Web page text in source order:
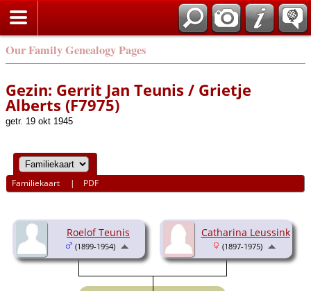
Our Family Genealogy Pages
Gezin: Gerrit Jan Teunis / Grietje
Alberts (F7975)
getr. 19 okt 1945
Familiekaart | PDF
Roelof Teunis
(1899-1954)
Catharina Leussink
(1897-1975)